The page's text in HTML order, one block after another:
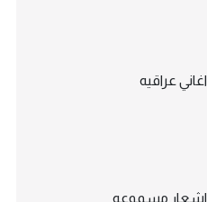
اغاني عراقيه
اشعار مسموعه